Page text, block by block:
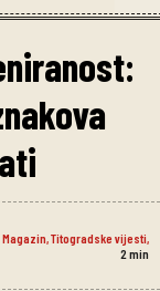
Magazin Titogradske vijesti
2 min